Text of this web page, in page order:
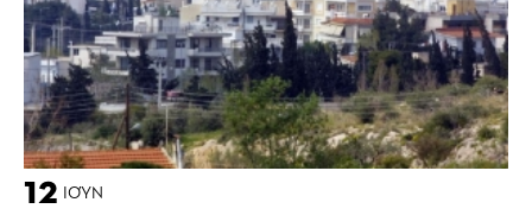
12 ΙΟΎΝ